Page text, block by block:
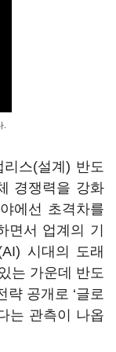
.
스(설계) 반도
경쟁력을 강화
에선 초격차를
면서 업계의 기
시대의 도래
는 가운데 반도
략 공개로 ‘글로
는 관측이 나옵